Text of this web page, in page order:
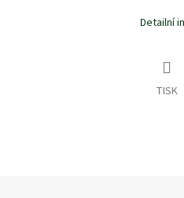
Detailní
TISK